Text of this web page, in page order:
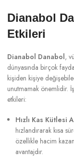
Dianabol
Etkileri
Dianabol Danabol,
dünyasında birçok
kişiden kişiye
unutmamak önemlidir.
etkileri:
Hızlı Kas Kütlesi
hızlandırarak kısa
özellikle hacim
avantajdır.